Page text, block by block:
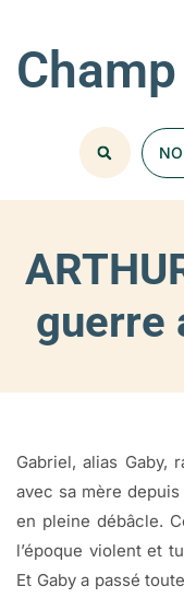
guerre
Gabriel, alias Gaby,
avec sa mère
en pleine débâcle.
l’époque violent et
Et Gaby a passé